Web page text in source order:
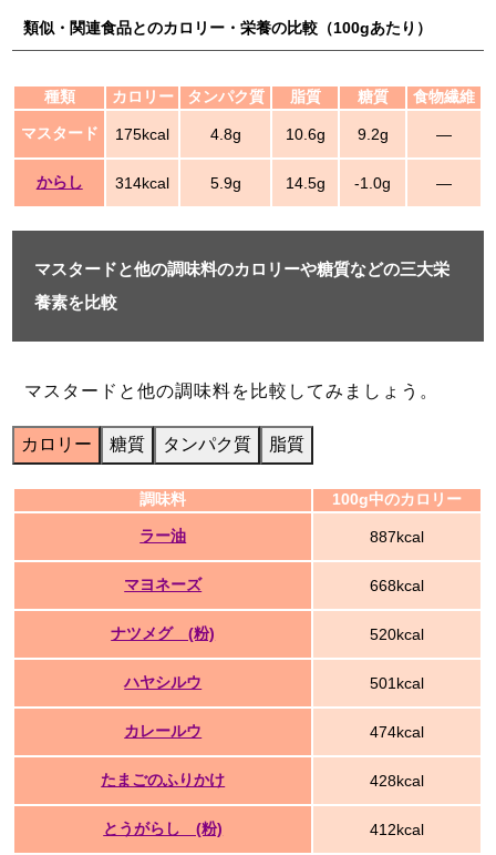
類似・関連食品とのカロリー・栄養の比較（100gあたり）
種類 カロリー タンパク質 脂質 糖質 食物繊維
マスタード 175kcal 4.8g 10.6g 9.2g ―
からし 314kcal 5.9g 14.5g -1.0g ―
マスタードと他の調味料のカロリーや糖質などの三大栄
養素を比較
マスタードと他の調味料を比較してみましょう。
カロリー 糖質 タンパク質 脂質
調味料 100g中のカロリー
ラー油 887kcal
マヨネーズ 668kcal
ナツメグ (粉) 520kcal
ハヤシルウ 501kcal
カレールウ 474kcal
たまごのふりかけ 428kcal
とうがらし (粉) 412kcal